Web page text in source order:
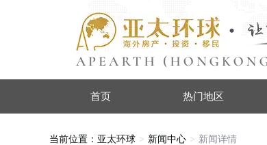
首页 热门地区
当前位置： 亚太环球 新闻中心 新闻详情